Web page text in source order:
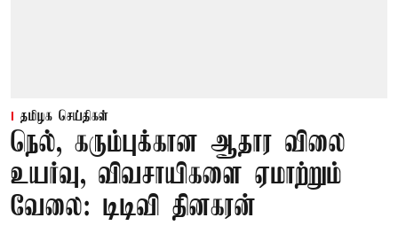
தமிழக செய்திகள்
நெல், கரும்புக்கான ஆதார விலை
உயர்வு, விவசாயிகளை ஏமாற்றும்
வேலை: டிடிவி தினகரன்